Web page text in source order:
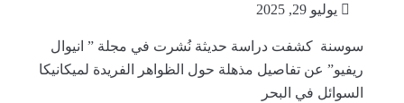
يوليو 29, 2025
سوسنة كشفت دراسة حديثة نُشرت في مجلة ” انيوال
ريفيو” عن تفاصيل مذهلة حول الظواهر الفريدة لميكانيكا
السوائل في البحر